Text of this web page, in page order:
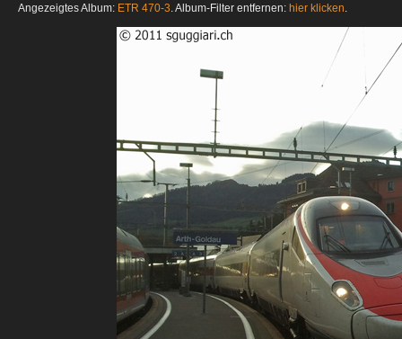
Angezeigtes Album: ETR 470-3. Album-Filter entfernen: hier klicken.